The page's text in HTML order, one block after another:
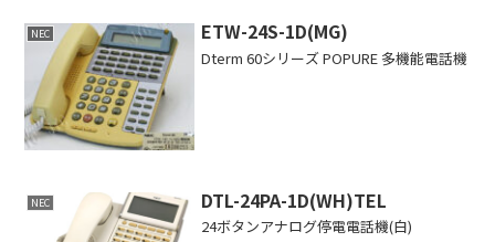
NEC ETW-24S-1D(MG)
Dterm 60シリーズ POPURE 多機能電話機
NEC DTL-24PA-1D(WH)TEL
24ボタンアナログ停電電話機(白)